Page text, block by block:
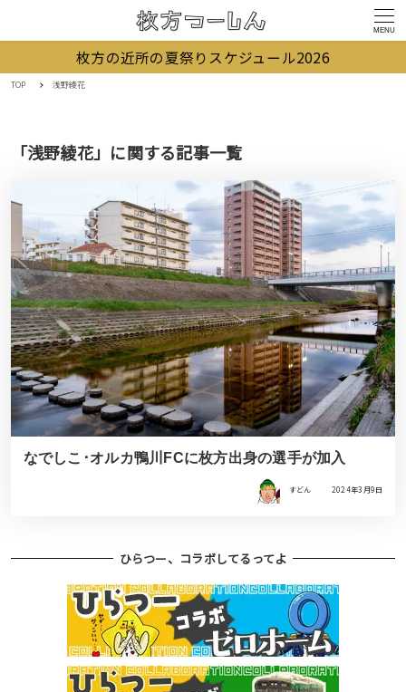
MENU
枚方の近所の夏祭りスケジュール2026
TOP 浅野綾花
「浅野綾花」に関する記事一覧
なでしこ･オルカ鴨川FCに枚方出身の選手が加入
すどん 2024年3月9日
ひらつー、コラボしてるってよ